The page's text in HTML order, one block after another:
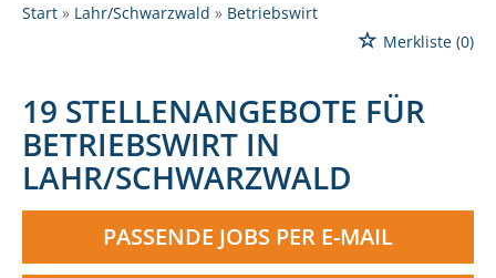
Start Lahr/Schwarzwald
Betriebswirt
Merkliste (0)
19 STELLENANGEBOTE FÜR
BETRIEBSWIRT IN
LAHR/SCHWARZWALD
PASSENDE JOBS PER E-MAIL